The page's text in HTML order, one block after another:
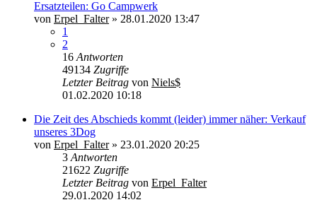
Ersatzteilen: Go Campwerk
von Erpel_Falter» 28.01.2020 13:47
1
2
16 Antworten
49134 Zugriffe
Letzter Beitrag von Niels$
01.02.2020 10:18
Die Zeit des Abschieds kommt (leider) immer näher: Verkauf
unseres 3Dog
von Erpel_Falter» 23.01.2020 20:25
3 Antworten
21622 Zugriffe
Letzter Beitrag von Erpel_Falter
29.01.2020 14:02